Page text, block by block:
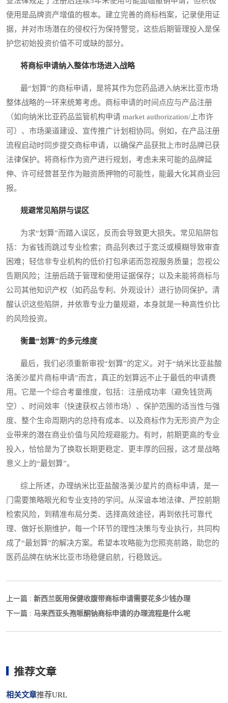
使用是品牌资产增值的根本。建立完善的商标档案，记录使用证
据，并对市场潜在的侵权行为保持警觉，这些后期管理投入是保
护您初始投资价值不可或缺的部分。
将商标申请纳入整体市场进入战略
最“划算”的商标申请，是将其作为您药品进入纳米比亚市场
整体战略的一环来统筹考虑。商标申请的时间点应与产品注册
（如向纳米比亚药品监管机构申请 market authorization/上市许
可）、市场渠道建设、宣传推广计划相协同。例如，在产品注册
流程启动时同步提交商标申请，以确保产品获批上市时品牌已获
法律保护。将商标作为资产进行规划，考虑未来可能的品牌延
伸、许可经营甚至作为融资质押物的可能性，能最大化其商业回
报。
规避常见陷阱与误区
为求“划算”而踏入误区，反而会导致更大损失。常见陷阱包
括：为省钱而跳过专业检索；商品列表过于宽泛或模糊导致审查
困难；轻信非专业机构的低价打包承诺而忽视服务质量；忽视公
告期风险；注册后疏于管理和使用证据保存；以及未能将商标与
公司其他知识产权（如药品专利、外观设计）进行协同保护。清
醒认识这些陷阱，并依靠专业力量规避，本身就是一种高性价比
的风险投资。
衡量“划算”的多元维度
最后，我们必须重新审视“划算”的定义。对于“纳米比亚盐酸
洛美沙星片商标申请”而言，真正的划算远不止于最低的申请费
用。它是一个综合考量维度，包括：注册成功率（避免钱货两
空）、时间效率（快速获权占领市场）、保护范围的适当性与强
度、整个生命周期内的总持有成本、以及商标作为无形资产为企
业带来的潜在商业价值与风险规避能力。有时，前期更高的专业
投入，恰恰是为了换取长期更稳定、更丰厚的回报，这才是战略
意义上的“最划算”。
综上所述，办理纳米比亚盐酸洛美沙星片的商标申请，是一
门需要策略眼光和专业支持的学问。从深谙本地法律、严控前期
检索风险，到精准布局分类、选择高效途径，再到依托可靠代
理、做好长期维护，每一个环节的理性决策与专业执行，共同构
成了“最划算”的解决方案。希望本攻略能为您照亮前路，助您的
医药品牌在纳米比亚市场稳健启航，行稳致远。
上一篇 : 新西兰医用保健收腹带商标申请需要花多少钱办理
下一篇 : 马来西亚头孢哌酮钠商标申请的办理流程是什么呢
推荐文章
相关文章推荐URL